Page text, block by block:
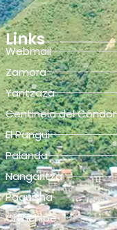
Links
Webmail
Zamora
Yantzaza
Centinela del Cóndor
El Pangui
Palanda
Nangaritza
Paquisha
Chinchipe